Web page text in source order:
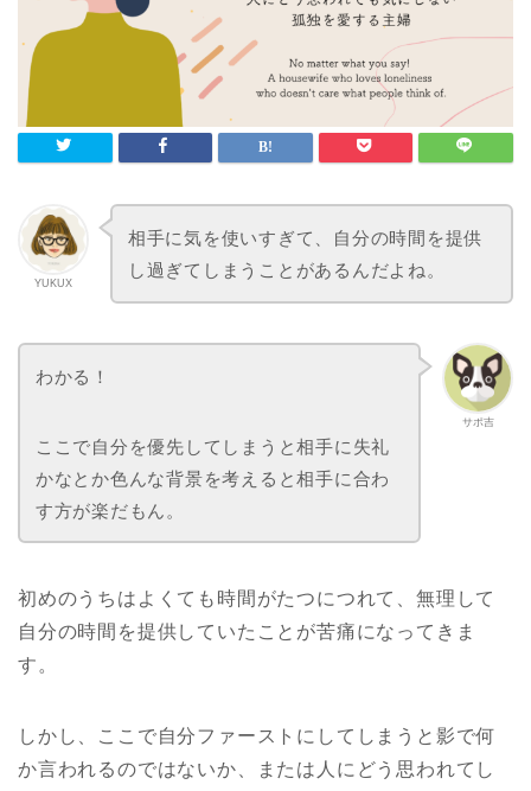
YUKUX
相手に気を使いすぎて、自分の時間を提供
し過ぎてしまうことがあるんだよね。
サポ吉
わかる！
ここで自分を優先してしまうと相手に失礼
かなとか色んな背景を考えると相手に合わ
す方が楽だもん。
初めのうちはよくても時間がたつにつれて、無理して
自分の時間を提供していたことが苦痛になってきま
す。
しかし、ここで自分ファーストにしてしまうと影で何
か言われるのではないか、または人にどう思われてし